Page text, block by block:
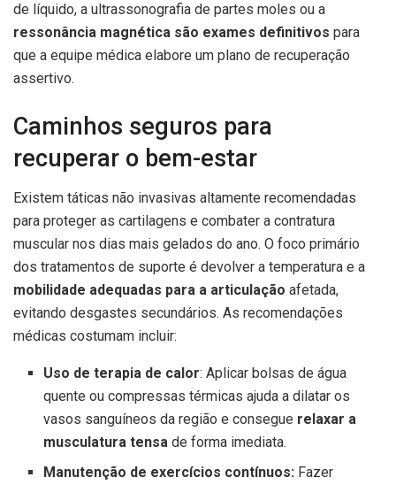
de líquido, a ultrassonografia de partes moles ou a
ressonância magnética são exames definitivos para
que a equipe médica elabore um plano de recuperação
assertivo.
Caminhos seguros para
recuperar o bem-estar
Existem táticas não invasivas altamente recomendadas
para proteger as cartilagens e combater a contratura
muscular nos dias mais gelados do ano. O foco primário
dos tratamentos de suporte é devolver a temperatura e a
mobilidade adequadas para a articulação afetada,
evitando desgastes secundários. As recomendações
médicas costumam incluir:
Uso de terapia de calor: Aplicar bolsas de água
quente ou compressas térmicas ajuda a dilatar os
vasos sanguíneos da região e consegue relaxar a
musculatura tensa de forma imediata.
Manutenção de exercícios contínuos: Fazer